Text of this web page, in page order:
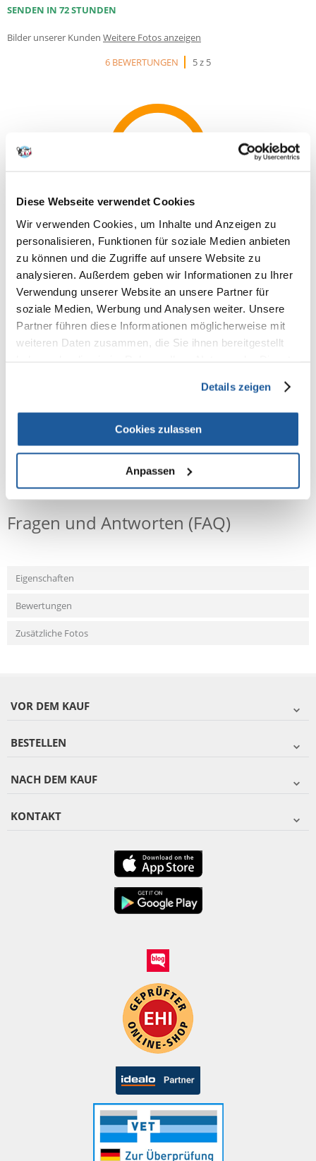
Diese Webseite verwendet Cookies
Wir verwenden Cookies, um Inhalte und Anzeigen zu
personalisieren, Funktionen für soziale Medien anbieten
zu können und die Zugriffe auf unsere Website zu
analysieren. Außerdem geben wir Informationen zu Ihrer
Verwendung unserer Website an unsere Partner für
soziale Medien, Werbung und Analysen weiter. Unsere
Partner führen diese Informationen möglicherweise mit
weiteren Daten zusammen, die Sie ihnen bereitgestellt
Details zeigen
Cookies zulassen
Anpassen
SENDEN IN 72 STUNDEN
Bilder unserer Kunden Weitere Fotos anzeigen
6 BEWERTUNGEN
5 z 5
Recommend
REZENSION VERFASSEN
Produktbeschreibung
Pfotenpflege-Creme
für Hunde und Katzen
Fragen und Antworten (FAQ)
Eigenschaften
Bewertungen
Zusätzliche Fotos
VOR DEM KAUF
BESTELLEN
NACH DEM KAUF
KONTAKT